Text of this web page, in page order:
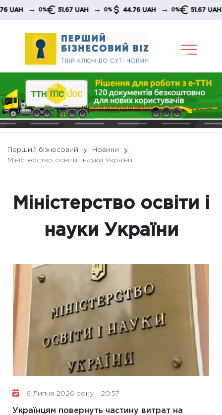
Skip
51.67 UAH → 0% 44.76 UAH → 0% 51.67 UAH → 0%
Перший бізнесовий
Новини
Міністерство освіти і науки України
Міністерство освіти і
науки України
6 Липня 2026 року - 20:57
Українцям повернуть частину витрат на